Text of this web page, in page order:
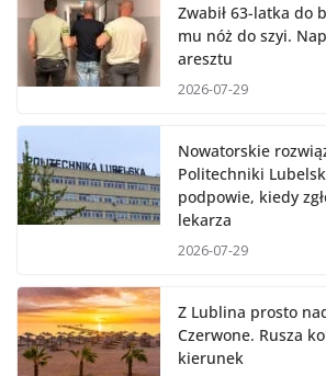
Zwabił 63-latka do
mu nóż do szyi.
aresztu
2026-07-29
Nowatorskie
Politechniki
podpowie, kiedy
lekarza
2026-07-29
Z Lublina prosto
Czerwone. Rusza
kierunek